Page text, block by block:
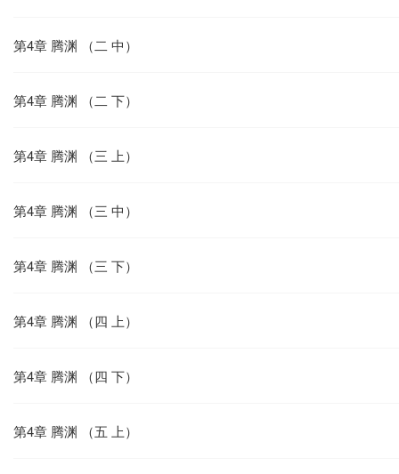
第4章 腾渊 （二 中）
第4章 腾渊 （二 下）
第4章 腾渊 （三 上）
第4章 腾渊 （三 中）
第4章 腾渊 （三 下）
第4章 腾渊 （四 上）
第4章 腾渊 （四 下）
第4章 腾渊 （五 上）